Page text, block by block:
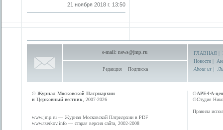
21 ноября 2018 г. 13:50
e-mail: news@jmp.ru
Редакция Подписка
ГЛАВНАЯ |
Новости |
About us |
© Журнал Московской Патриархии
и Церковный вестник , 2007-2026
www.jmp.ru — Журнал Московской Патриархии в PDF
www.tserkov.info — старая версия сайта, 2002-2008
©АРЕФА-
©Студия
Правила